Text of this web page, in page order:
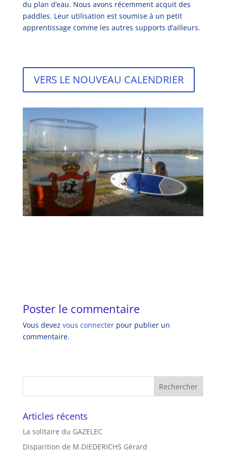
du plan d’eau. Nous avons récemment acquit des
paddles. Leur utilisation est soumise à un petit
apprentissage comme les autres supports d’ailleurs.
VERS LE NOUVEAU CALENDRIER
Poster le commentaire
Vous devez vous connecterpour publier un
commentaire.
Articles récents
La solitaire du GAZELEC
Disparition de M.DIEDERICHS Gérard